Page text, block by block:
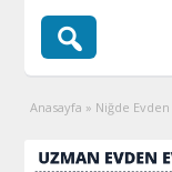
Anasayfa » Niğde